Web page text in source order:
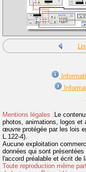
Mentions légales : Le
photos, animations, logos et
œuvre protégée par les lois
L.122-4).
Aucune exploitation
données qui sont
l'accord préalable et écrit de
Toute reproduction même